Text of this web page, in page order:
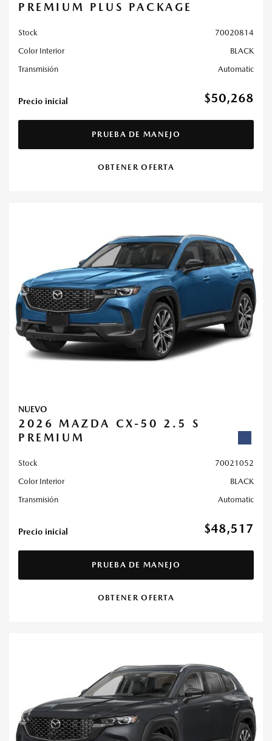
PREMIUM PLUS PACKAGE
Stock
70020814
Color Interior
BLACK
Transmisión
Automatic
Precio inicial $50,268
PRUEBA DE MANEJO
OBTENER OFERTA
NUEVO
2026 MAZDA CX-50 2.5 S
PREMIUM
Stock
70021052
Color Interior
BLACK
Transmisión
Automatic
Precio inicial $48,517
PRUEBA DE MANEJO
OBTENER OFERTA